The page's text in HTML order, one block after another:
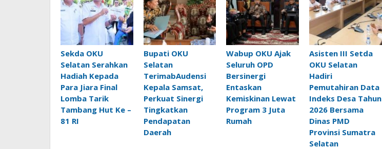
Sekda OKU
Selatan Serahkan
Hadiah Kepada
Para Jiara Final
Lomba Tarik
Tambang Hut Ke –
81 RI
Bupati OKU
Selatan
TerimabAudensi
Kepala Samsat,
Perkuat Sinergi
Tingkatkan
Pendapatan
Daerah
Wabup OKU Ajak
Seluruh OPD
Bersinergi
Entaskan
Kemiskinan Lewat
Program 3 Juta
Rumah
Asisten III Setda
OKU Selatan
Hadiri
Pemutahiran Data
Indeks Desa Tahun
2026 Bersama
Dinas PMD
Provinsi Sumatra
Selatan